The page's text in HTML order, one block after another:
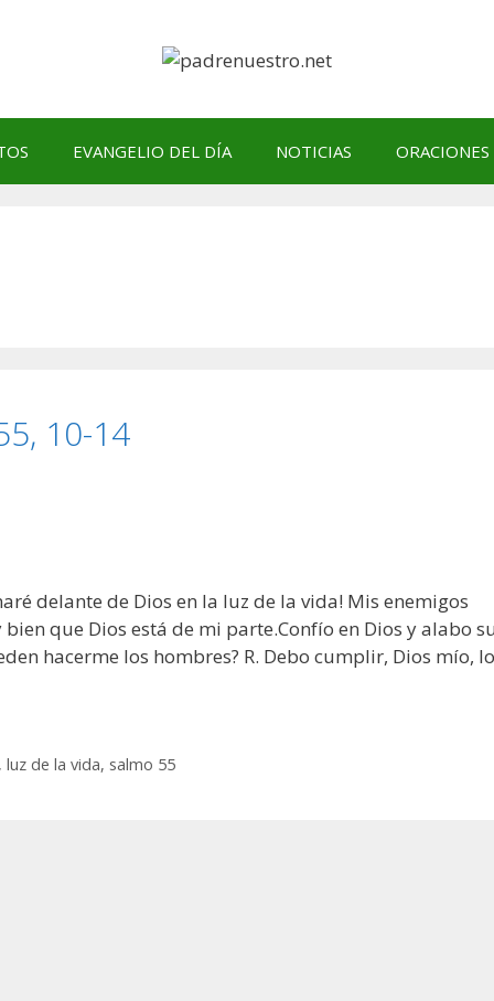
EVANGELIO DEL DÍA NOTICIAS ORACIONES
10-14
delante de Dios en la luz de la vida! Mis enemigos
que Dios está de mi parte.Confío en Dios y alabo
hacerme los hombres? R. Debo cumplir, Dios mío,
luz de la vida, salmo 55